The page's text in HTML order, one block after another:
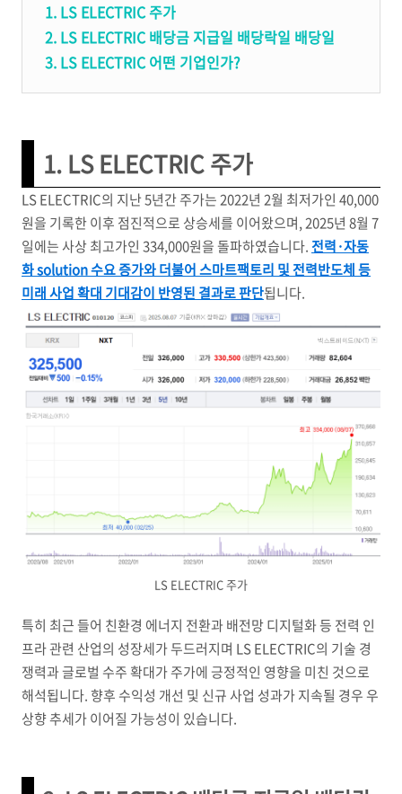
1. LS ELECTRIC 주가
2. LS ELECTRIC 배당금 지급일 배당락일 배당일
3. LS ELECTRIC 어떤 기업인가?
1. LS ELECTRIC 주가
LS ELECTRIC의 지난 5년간 주가는 2022년 2월 최저가인 40,000
원을 기록한 이후 점진적으로 상승세를 이어왔으며, 2025년 8월 7
일에는 사상 최고가인 334,000원을 돌파하였습니다.전력·자동
화 solution 수요 증가와 더불어 스마트팩토리 및 전력반도체 등
미래 사업 확대 기대감이 반영된 결과로 판단됩니다.
LS ELECTRIC 주가
특히 최근 들어 친환경 에너지 전환과 배전망 디지털화 등 전력 인
프라 관련 산업의 성장세가 두드러지며 LS ELECTRIC의 기술 경
쟁력과 글로벌 수주 확대가 주가에 긍정적인 영향을 미친 것으로
해석됩니다. 향후 수익성 개선 및 신규 사업 성과가 지속될 경우 우
상향 추세가 이어질 가능성이 있습니다.